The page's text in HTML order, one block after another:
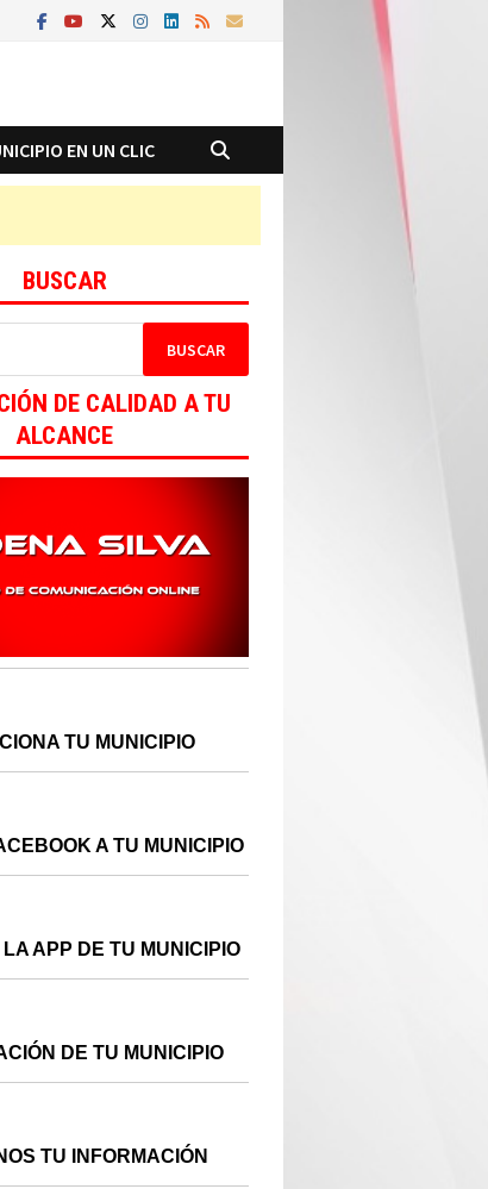
EN UN CLIC
BUSCAR
DE CALIDAD A TU
ALCANCE
TU MUNICIPIO
A TU MUNICIPIO
APP DE TU MUNICIPIO
DE TU MUNICIPIO
TU INFORMACIÓN